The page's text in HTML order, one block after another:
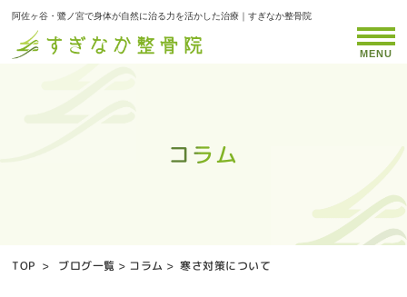
阿佐ヶ谷・鷺ノ宮で身体が自然に治る力を活かした治療｜すぎなか整骨院
コラム
コラム
コラム
コラム
コラム
コラム
コラム
コラム
コラム
コラム
コラム
コラム
コラム
コラム
コラム
コラム
コラム
コラム
コラム
コラム
コラム
コラム
コラム
コラム
コラム
コラム
MENU
TOP > ブログ一覧 > コラム > 寒さ対策について